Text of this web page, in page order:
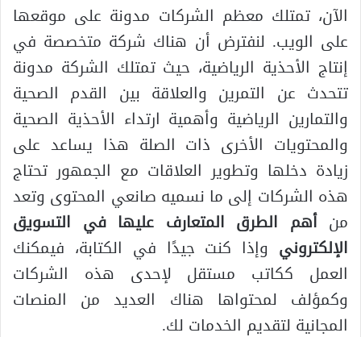
الآن، تمتلك معظم الشركات مدونة على موقعها
على الويب. لنفترض أن هناك شركة متخصصة في
إنتاج الأحذية الرياضية، حيث تمتلك الشركة مدونة
تتحدث عن التمرين والعلاقة بين القدم الصحية
والتمارين الرياضية وأهمية ارتداء الأحذية الصحية
والمحتويات الأخرى ذات الصلة هذا يساعد على
زيادة دخلها وتطوير العلاقات مع الجمهور تحتاج
هذه الشركات إلى ما نسميه صانعي المحتوى وتعد
منأهم الطرق المتعارف عليها في التسويق
الإلكتروني وإذا كنت جيدًا في الكتابة، فيمكنك
العمل ككاتب مستقل لإحدى هذه الشركات
وكمؤلف لمحتواها هناك العديد من المنصات
المجانية لتقديم الخدمات لك.